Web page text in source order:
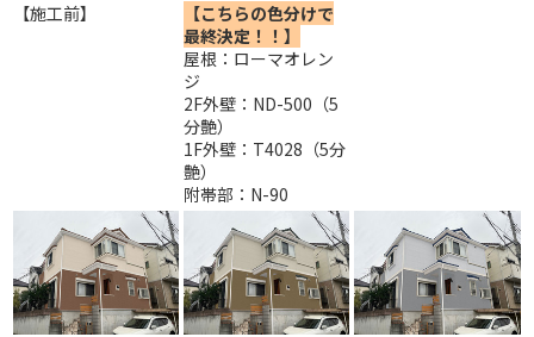
【施工前】
【こちらの色分けで
最終決定！！】
屋根：ローマオレン
ジ
2F外壁：ND-500（5
分艶）
1F外壁：T4028（5分
艶）
附帯部：N-90